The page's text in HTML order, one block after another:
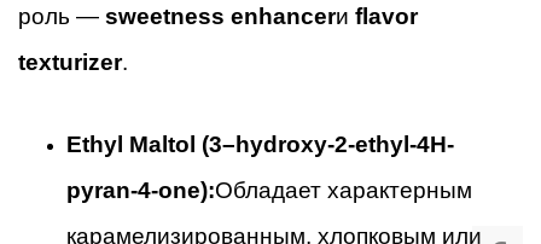
роль — sweetness enhancerи flavor
texturizer.
Ethyl Maltol (3–hydroxy-2-ethyl-4H-
pyran-4-one):Обладает характерным
карамелизированным, хлопковым или